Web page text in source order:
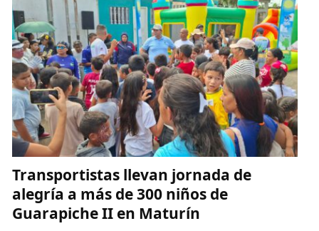
Transportistas llevan jornada de
alegría a más de 300 niños de
Guarapiche II en Maturín